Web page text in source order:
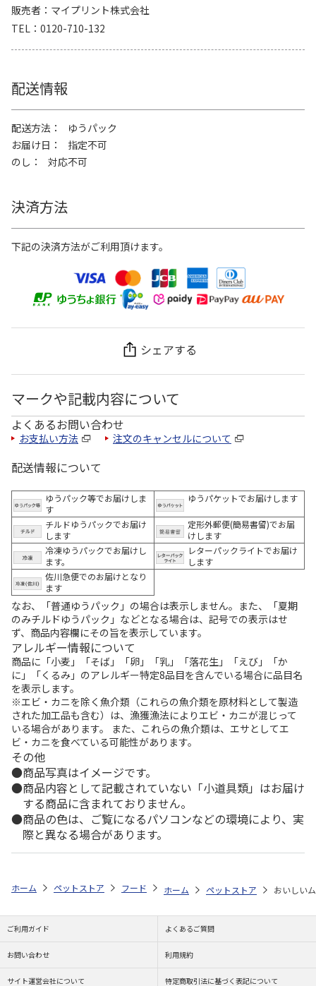
販売者
マイプリント株式会社
TEL
0120-710-132
配送情報
配送方法
ゆうパック
お届け日
指定不可
のし
対応不可
決済方法
下記の決済方法がご利用頂けます。
シェアする
マークや記載内容について
よくあるお問い合わせ
お支払い方法 注文のキャンセルについて
配送情報について
ゆうパック等でお届けしま
す
ゆうパケットでお届けします
チルドゆうパックでお届け
します
定形外郵便(簡易書留)でお届
けします
冷凍ゆうパックでお届けし
ます。
レターパックライトでお届け
します
佐川急便でのお届けとなり
ます
なお、「普通ゆうパック」の場合は表示しません。また、「夏期
のみチルドゆうパック」などとなる場合は、記号での表示はせ
ず、商品内容欄にその旨を表示しています。
アレルギー情報について
商品に「小麦」「そば」「卵」「乳」「落花生」「えび」「か
に」「くるみ」のアレルギー特定8品目を含んでいる場合に品目名
を表示します。
※エビ・カニを除く魚介類（これらの魚介類を原材料として製造
された加工品も含む）は、漁獲漁法によりエビ・カニが混じって
いる場合があります。 また、これらの魚介類は、エサとしてエ
ビ・カニを食べている可能性があります。
その他
商品写真はイメージです。
商品内容として記載されていない「小道具類」はお届け
する商品に含まれておりません。
商品の色は、ご覧になるパソコンなどの環境により、実
際と異なる場合があります。
ホーム ペットストア フード フード（小動物用） ハムスター
ホーム ペットストア おいしい
ご利用ガイド よくあるご質問
お問い合わせ 利用規約
サイト運営会社について 特定商取引法に基づく表記について